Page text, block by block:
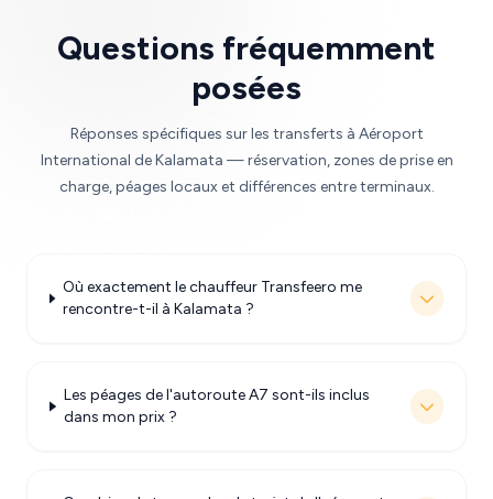
Questions fréquemment
posées
Réponses spécifiques sur les transferts à Aéroport
International de Kalamata — réservation, zones de prise en
charge, péages locaux et différences entre terminaux.
Où exactement le chauffeur Transfeero me
rencontre-t-il à Kalamata ?
Les péages de l'autoroute A7 sont-ils inclus
dans mon prix ?